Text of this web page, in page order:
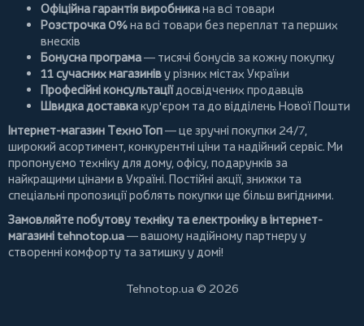
Офіційна гарантія виробникана всі товари
Розстрочка 0%на всі товари без переплат та перших
внесків
Бонусна програма— тисячі бонусів за кожну покупку
11 сучасних магазиніву різних містах України
Професійні консультаціїдосвідчених продавців
Швидка доставкакур'єром та до відділень Нової Пошти
Інтернет-магазин ТехноТоп— це зручні покупки 24/7,
широкий асортимент, конкурентні ціни та надійний сервіс. Ми
пропонуємо техніку для дому, офісу, подарунків за
найкращими цінами в Україні. Постійні акції, знижки та
спеціальні пропозиції роблять покупки ще більш вигідними.
Замовляйте побутову техніку та електроніку в інтернет-
магазині tehnotop.ua— вашому надійному партнеру у
створенні комфорту та затишку у домі!
Tehnotop.ua © 2026